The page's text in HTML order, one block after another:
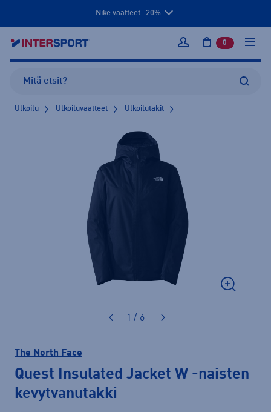
Nike vaatteet -20%
Kirjaudu sisään
0 tuotetta
Ulkoilu Ulkoiluvaatteet Ulkoilutakit
1 / 6
The North Face
Quest Insulated Jacket W -naisten
kevytvanutakki